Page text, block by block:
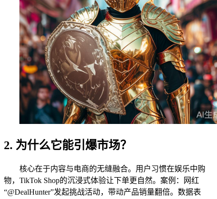
2. 为什么它能引爆市场？
核心在于内容与电商的无缝融合。用户习惯在娱乐中购
物，TikTok Shop的沉浸式体验让下单更自然。案例：网红
“@DealHunter”发起挑战活动，带动产品销量翻倍。数据表